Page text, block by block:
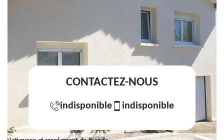
CONTACTEZ-NOUS
indisponible indisponible